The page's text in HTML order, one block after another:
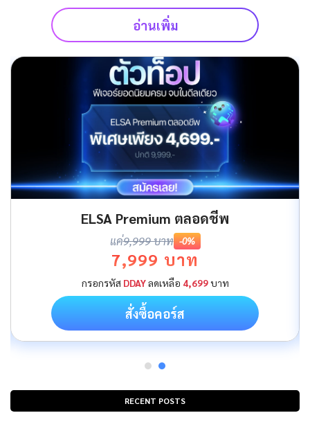
อ่านเพิ่ม
RECENT POSTS
ELSA Premium ตลอดชีพ
แค่9,999 บาท -0%
7,999 บาท
กรอกรหัส DDAYลดเหลือ 4,699บาท
สั่งซื้อคอร์ส